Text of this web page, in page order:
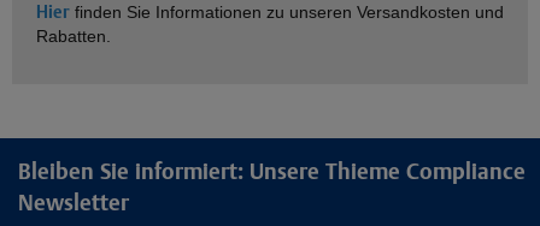
Hier finden Sie Informationen zu unseren Versandkosten und
Rabatten.
Bleiben Sie informiert: Unsere Thieme Compliance
Newsletter